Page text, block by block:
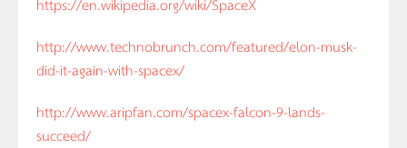
http://www.technobrunch.com/featured/elon-musk-
did-it-again-with-spacex/
http://www.aripfan.com/spacex-falcon-9-lands-
succeed/